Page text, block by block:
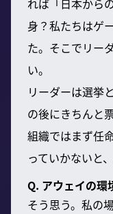
れば「日本から
身？私たちはゲ
た。そこでリー
い。
リーダーは選挙
の後にきちんと
組織ではまず任
っていかないと
Q. アウェイの環
そう思う。私の